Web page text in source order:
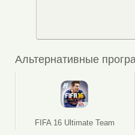
Альтернативные
FIFA 16 Ultimate Team